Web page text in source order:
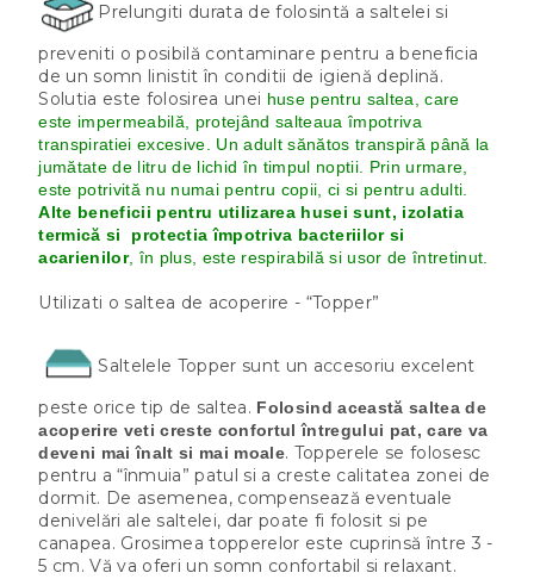
Prelungiti durata de folosintă a saltelei si
preveniti o posibilă contaminare pentru a beneficia
de un somn linistit în conditii de igienă deplină.
Solutia este folosirea unei huse pentru saltea, care
este impermeabilă, protejând salteaua împotriva
transpiratiei excesive. Un adult sănătos transpiră până la
jumătate de litru de lichid în timpul noptii. Prin urmare,
este potrivită nu numai pentru copii, ci si pentru adulti.
Alte beneficii pentru utilizarea husei sunt, izolatia
termică si protectia împotriva bacteriilor si
acarienilor, în plus, este respirabilă si usor de întretinut.
Utilizati o saltea de acoperire - “Topper”
Saltelele Topper sunt un accesoriu excelent
peste orice tip de saltea. Folosind această saltea de
acoperire veti creste confortul întregului pat, care va
deveni mai înalt si mai moale. Topperele se folosesc
pentru a “înmuia” patul si a creste calitatea zonei de
dormit. De asemenea, compensează eventuale
denivelări ale saltelei, dar poate fi folosit si pe
canapea. Grosimea topperelor este cuprinsă între 3 -
5 cm. Vă va oferi un somn confortabil si relaxant.